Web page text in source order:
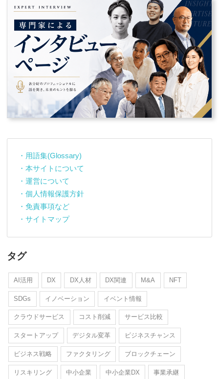
・用語集(Glossary)
・本サイトについて
・運営について
・個人情報保護方針
・免責事項など
・サイトマップ
タグ
AI活用 DX DX人材 DX関連 M&A NFT
SDGs イノベーション イベント情報
クラウドサービス コスト削減 サービス比較
スタートアップ デジタル変革 ビジネスチャンス
ビジネス戦略 ファクタリング ブロックチェーン
リスキリング 中小企業 中小企業DX 事業承継